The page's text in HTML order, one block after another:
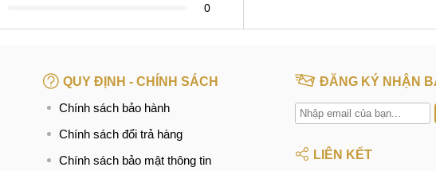
0
QUY ĐỊNH - CHÍNH SÁCH
Chính sách bảo hành
Chính sách đổi trả hàng
Chính sách bảo mật thông tin
ĐĂNG KÝ NHẬN
LIÊN KẾT